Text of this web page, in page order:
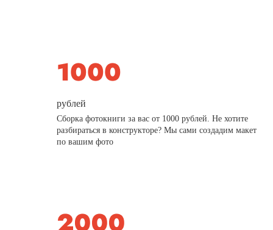
рублей
Сборка фотокниги за вас от 1000 рублей. Не хотите
разбираться в конструкторе? Мы сами создадим макет
по вашим фото